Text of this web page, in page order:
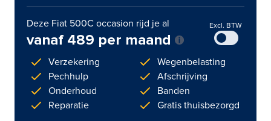
Deze Fiat 500C occasion rijd je al
vanaf 489 per maand
Excl. BTW
Verzekering
Pechhulp
Onderhoud
Reparatie
Wegenbelasting
Afschrijving
Banden
Gratis thuisbezorgd